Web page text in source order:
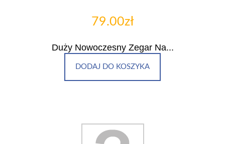
79.00zł
Duży Nowoczesny Zegar Na...
DODAJ DO KOSZYKA